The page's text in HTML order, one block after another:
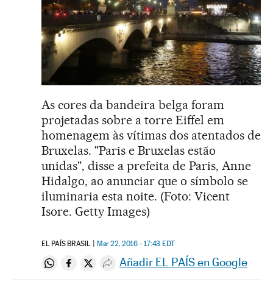
As cores da bandeira belga foram
projetadas sobre a torre Eiffel em
homenagem às vítimas dos atentados de
Bruxelas. "Paris e Bruxelas estão
unidas", disse a prefeita de Paris, Anne
Hidalgo, ao anunciar que o símbolo se
iluminaria esta noite. (Foto: Vicent
Isore. Getty Images)
EL PAÍS BRASIL Mar 22, 2016 - 17:43 EDT
Compartir en Whatsapp
Compartir en Facebook
Compartir en Twitter
Desplegar Redes Sociales
Añadir EL PAÍS en Google